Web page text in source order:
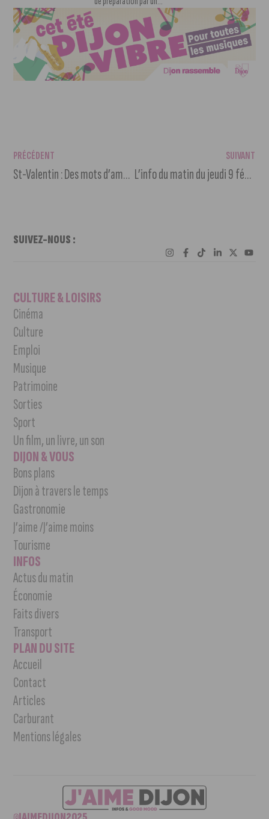
PRÉCÉDENT
St-Valentin : Des mots d’amours sur les panneaux de Dijon
SUIVANT
L’info du matin du jeudi 9 février 2023
SUIVEZ-NOUS :
CULTURE & LOISIRS
Cinéma
Culture
Emploi
Musique
Patrimoine
Sorties
Sport
Un film, un livre, un son
DIJON & VOUS
Bons plans
Dijon à travers le temps
Gastronomie
J’aime /J’aime moins
Tourisme
INFOS
Actus du matin
Économie
Faits divers
Transport
PLAN DU SITE
Accueil
Contact
Articles
Carburant
Mentions légales